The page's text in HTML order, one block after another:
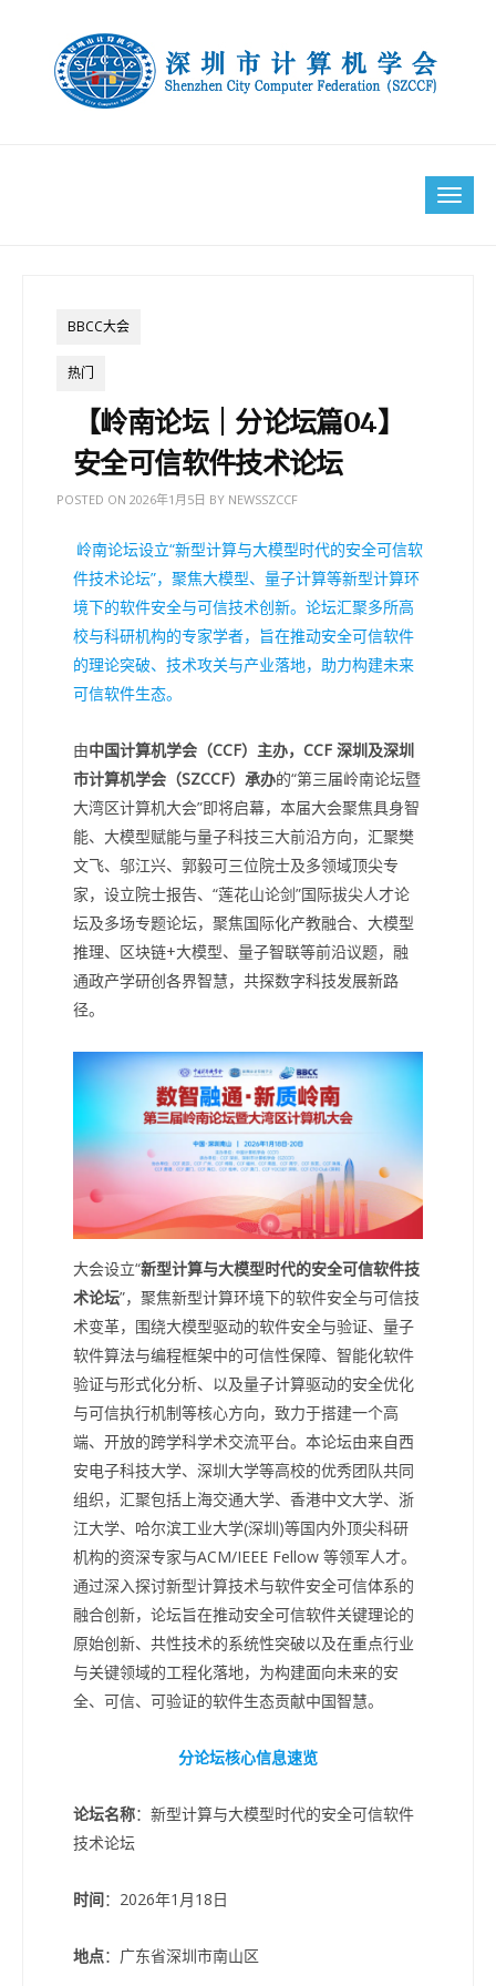
BBCC大会
热门
【岭南论坛｜分论坛篇04】
安全可信软件技术论坛
POSTED ON 2026年1月5日 BY NEWSSZCCF
岭南论坛设立“新型计算与大模型时代的安全可信软
件技术论坛”，聚焦大模型、量子计算等新型计算环
境下的软件安全与可信技术创新。论坛汇聚多所高
校与科研机构的专家学者，旨在推动安全可信软件
的理论突破、技术攻关与产业落地，助力构建未来
可信软件生态。
由中国计算机学会（CCF）主办，CCF 深圳及深圳
市计算机学会（SZCCF）承办的“第三届岭南论坛暨
大湾区计算机大会”即将启幕，本届大会聚焦具身智
能、大模型赋能与量子科技三大前沿方向，汇聚樊
文飞、邬江兴、郭毅可三位院士及多领域顶尖专
家，设立院士报告、“莲花山论剑”国际拔尖人才论
坛及多场专题论坛，聚焦国际化产教融合、大模型
推理、区块链+大模型、量子智联等前沿议题，融
通政产学研创各界智慧，共探数字科技发展新路
径。
大会设立“新型计算与大模型时代的安全可信软件技
术论坛”，聚焦新型计算环境下的软件安全与可信技
术变革，围绕大模型驱动的软件安全与验证、量子
软件算法与编程框架中的可信性保障、智能化软件
验证与形式化分析、以及量子计算驱动的安全优化
与可信执行机制等核心方向，致力于搭建一个高
端、开放的跨学科学术交流平台。本论坛由来自西
安电子科技大学、深圳大学等高校的优秀团队共同
组织，汇聚包括上海交通大学、香港中文大学、浙
江大学、哈尔滨工业大学(深圳)等国内外顶尖科研
机构的资深专家与ACM/IEEE Fellow 等领军人才。
通过深入探讨新型计算技术与软件安全可信体系的
融合创新，论坛旨在推动安全可信软件关键理论的
原始创新、共性技术的系统性突破以及在重点行业
与关键领域的工程化落地，为构建面向未来的安
全、可信、可验证的软件生态贡献中国智慧。
分论坛核心信息速览
论坛名称：新型计算与大模型时代的安全可信软件
技术论坛
时间：2026年1月18日
地点：广东省深圳市南山区